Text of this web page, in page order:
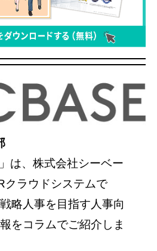
は、株式会社シーベー
クラウドシステムで
略人事を目指す人事向
をコラムでご紹介しま